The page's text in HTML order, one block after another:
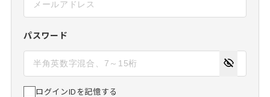
パスワード
ログインIDを記憶する